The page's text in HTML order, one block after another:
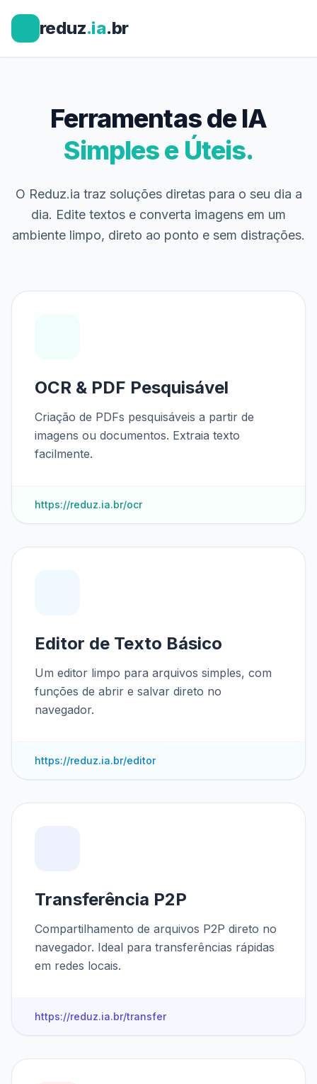
reduz.ia.br
Ferramentas de IA
Simples e Úteis.
O Reduz.ia traz soluções diretas para o seu dia a
dia. Edite textos e converta imagens em um
ambiente limpo, direto ao ponto e sem distrações.
OCR & PDF Pesquisável
Criação de PDFs pesquisáveis a partir de
imagens ou documentos. Extraia texto
facilmente.
https://reduz.ia.br/ocr
Editor de Texto Básico
Um editor limpo para arquivos simples, com
funções de abrir e salvar direto no
navegador.
https://reduz.ia.br/editor
Transferência P2P
Compartilhamento de arquivos P2P direto no
navegador. Ideal para transferências rápidas
em redes locais.
https://reduz.ia.br/transfer